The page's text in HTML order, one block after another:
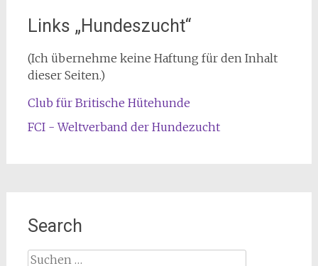
Links „Hundeszucht“
(Ich übernehme keine Haftung für den Inhalt
dieser Seiten.)
Club für Britische Hütehunde
FCI - Weltverband der Hundezucht
Search
Suche